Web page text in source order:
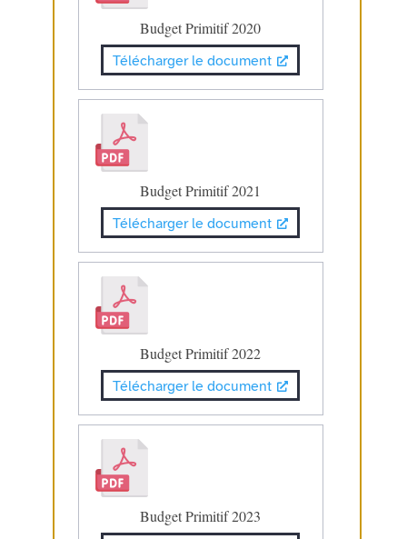
Budget Primitif 2020
Télécharger le document
Budget Primitif 2021
Télécharger le document
Budget Primitif 2022
Télécharger le document
Budget Primitif 2023